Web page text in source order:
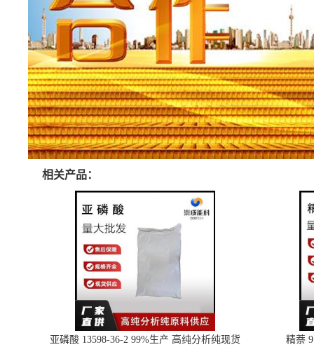
相关产品：
亚磷酸 13598-36-2 99%生产 高纯分析纯现货 精萘